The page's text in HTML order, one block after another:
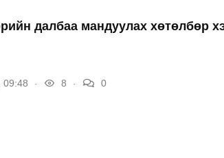
далбаа мандуулах хөтөлбөр
09:48 8 0